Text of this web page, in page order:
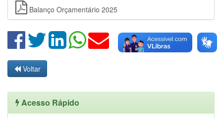
Balanço Orçamentário 2025
Voltar
Acesso Rápido